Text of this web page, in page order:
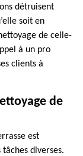
détruisent
soit en
de celle-
à un pro
clients à
de
est
diverses.